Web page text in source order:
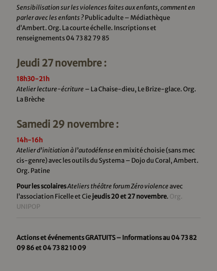
Sensibilisation sur les violences faites aux enfants, comment en
parler avec les enfants ?Public adulte – Médiathèque
d’Ambert. Org. La courte échelle. Inscriptions et
renseignements 04 73 82 79 85
Jeudi 27 novembre :
18h30-21h
Atelier lecture-écriture – La Chaise-dieu, Le Brize-glace. Org.
La Brèche
Samedi 29 novembre :
14h-16h
Atelier d’initiation à l’autodéfenseen mixité choisie (sans mec
cis-genre) avec les outils du Systema – Dojo du Coral, Ambert.
Org. Patine
Pour les scolairesAteliers théâtre forum Zéro violenceavec
l’association Ficelle et Ciejeudis 20 et 27 novembre. Org.
UNIPOP
Actions et événements GRATUITS – Informations au 04 73 82
09 86 et 04 73 82 10 09